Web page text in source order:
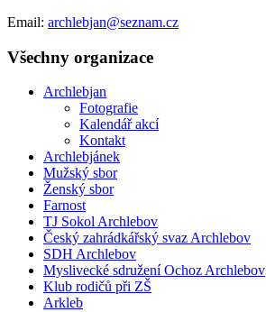
Email: archlebjan@seznam.cz
Všechny organizace
Archlebjan
Fotografie
Kalendář akcí
Kontakt
Archlebjánek
Mužský sbor
Ženský sbor
Farnost
TJ Sokol Archlebov
Český zahrádkářský svaz Archlebov
SDH Archlebov
Myslivecké sdružení Ochoz Archlebov
Klub rodičů při ZŠ
Arkleb